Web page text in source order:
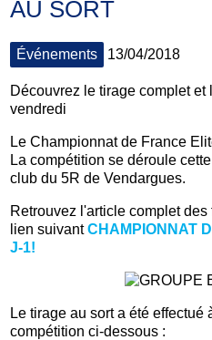
AU SORT
Événements 13/04/2018
Découvrez le tirage complet et
vendredi
Le Championnat de France
La compétition se déroule
club du 5R de Vendargues.
Retrouvez l'article complet
lien suivantCHAMPIONNAT
J-1!
Le tirage au sort a été effectué
compétition ci-dessous :